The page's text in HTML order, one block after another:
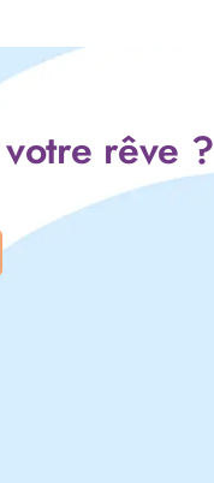
rêve ?